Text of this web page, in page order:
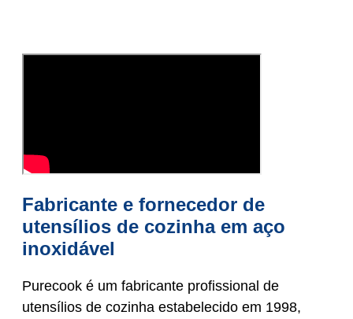
Fabricante e fornecedor de
utensílios de cozinha em aço
inoxidável
Purecook é um fabricante profissional de
utensílios de cozinha estabelecido em 1998,